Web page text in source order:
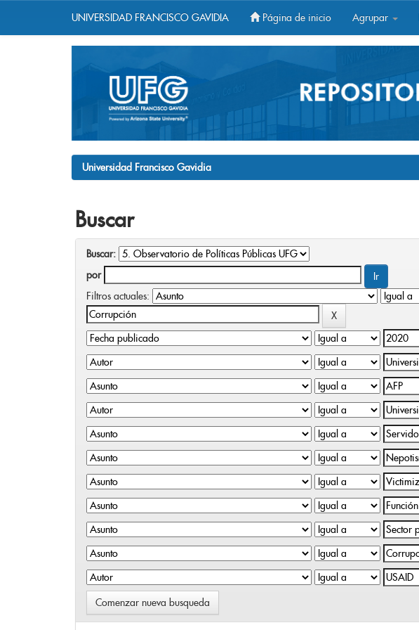
UNIVERSIDAD FRANCISCO GAVIDIA Página de inicio Agrupar
Universidad Francisco Gavidia
Buscar
Buscar:
por
Filtros actuales:
Comenzar nueva busqueda